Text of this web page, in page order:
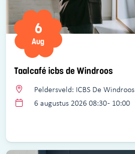
Taalcafé icbs de Windroos
6
Aug
Peldersveld: ICBS De Windroos
6 augustus 2026 08:30 - 10:00